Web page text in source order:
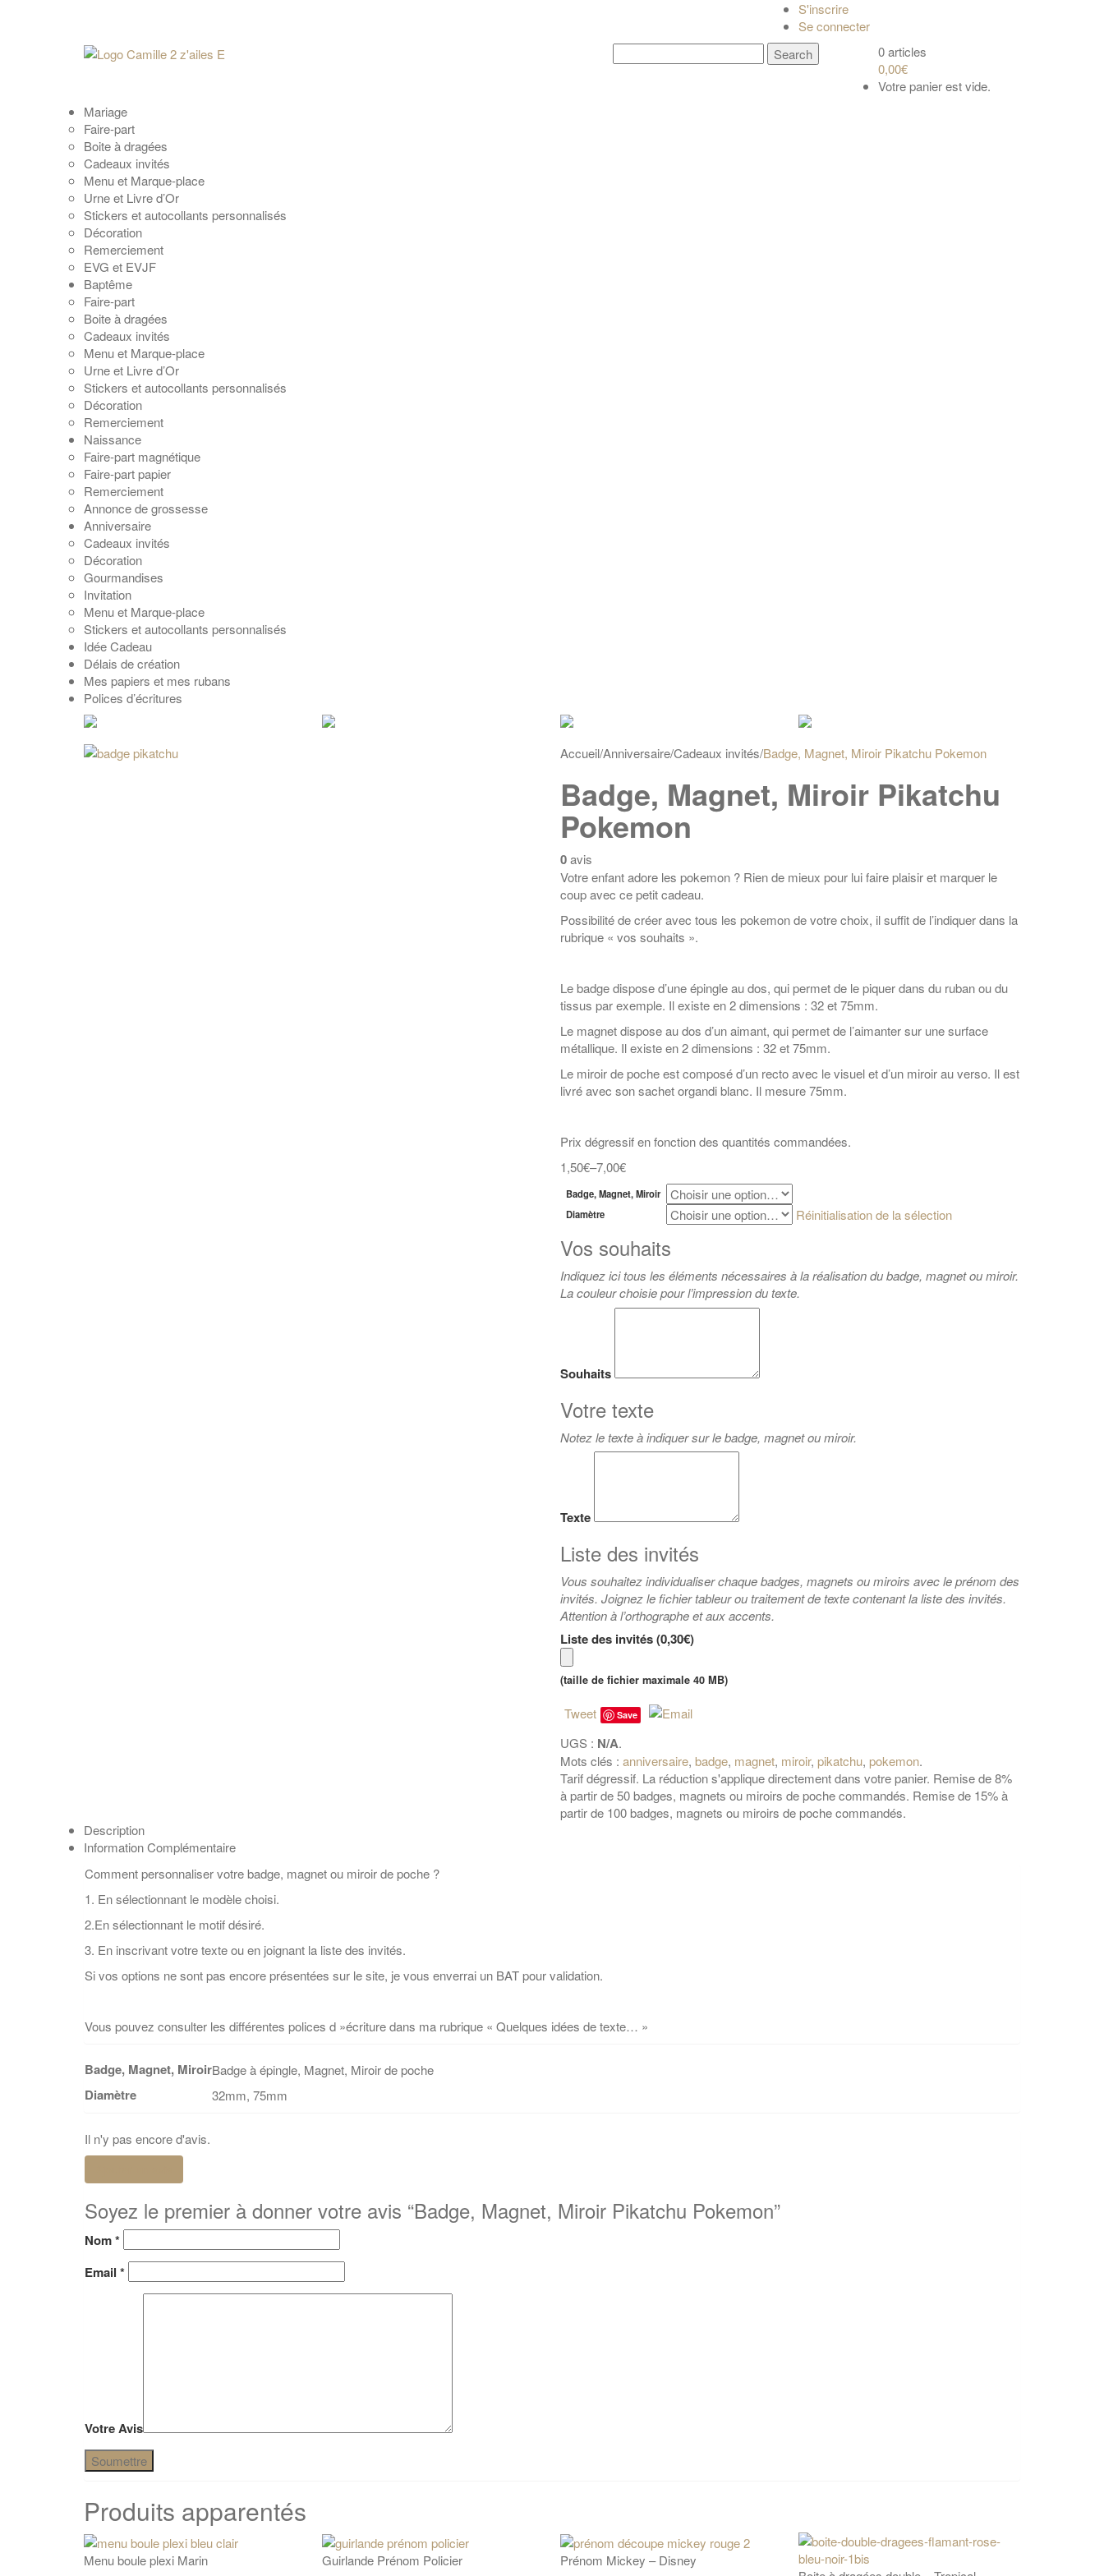
S'inscrire
Se connecter
0 articles
0,00€
Votre panier est vide.
Mariage
Faire-part
Boite à dragées
Cadeaux invités
Menu et Marque-place
Urne et Livre d’Or
Stickers et autocollants personnalisés
Décoration
Remerciement
EVG et EVJF
Baptême
Faire-part
Boite à dragées
Cadeaux invités
Menu et Marque-place
Urne et Livre d’Or
Stickers et autocollants personnalisés
Décoration
Remerciement
Naissance
Faire-part magnétique
Faire-part papier
Remerciement
Annonce de grossesse
Anniversaire
Cadeaux invités
Décoration
Gourmandises
Invitation
Menu et Marque-place
Stickers et autocollants personnalisés
Idée Cadeau
Délais de création
Mes papiers et mes rubans
Polices d’écritures
Accueil/Anniversaire/Cadeaux invités/Badge, Magnet, Miroir Pikatchu Pokemon
Badge, Magnet, Miroir Pikatchu
Pokemon
0avis
Votre enfant adore les pokemon ? Rien de mieux pour lui faire plaisir et marquer le
coup avec ce petit cadeau.
Possibilité de créer avec tous les pokemon de votre choix, il suffit de l’indiquer dans la
rubrique « vos souhaits ».
Le badge dispose d’une épingle au dos, qui permet de le piquer dans du ruban ou du
tissus par exemple. Il existe en 2 dimensions : 32 et 75mm.
Le magnet dispose au dos d’un aimant, qui permet de l’aimanter sur une surface
métallique. Il existe en 2 dimensions : 32 et 75mm.
Le miroir de poche est composé d’un recto avec le visuel et d’un miroir au verso. Il est
livré avec son sachet organdi blanc. Il mesure 75mm.
Prix dégressif en fonction des quantités commandées.
1,50€–7,00€
Badge, Magnet, Miroir
Diamètre
Réinitialisation de la sélection
Vos souhaits
Indiquez ici tous les éléments nécessaires à la réalisation du badge, magnet ou miroir.
La couleur choisie pour l’impression du texte.
Souhaits
Votre texte
Notez le texte à indiquer sur le badge, magnet ou miroir.
Texte
Liste des invités
Vous souhaitez individualiser chaque badges, magnets ou miroirs avec le prénom des
invités. Joignez le fichier tableur ou traitement de texte contenant la liste des invités.
Attention à l’orthographe et aux accents.
Liste des invités (0,30€)
(taille de fichier maximale 40 MB)
Tweet Save
UGS : N/A.
Mots clés : anniversaire, badge, magnet, miroir, pikatchu, pokemon.
Tarif dégressif. La réduction s'applique directement dans votre panier. Remise de 8%
à partir de 50 badges, magnets ou miroirs de poche commandés. Remise de 15% à
partir de 100 badges, magnets ou miroirs de poche commandés.
Description
Information Complémentaire
Comment personnaliser votre badge, magnet ou miroir de poche ?
1. En sélectionnant le modèle choisi.
2.En sélectionnant le motif désiré.
3. En inscrivant votre texte ou en joignant la liste des invités.
Si vos options ne sont pas encore présentées sur le site, je vous enverrai un BAT pour validation.
Vous pouvez consulter les différentes polices d »écriture dans ma rubrique « Quelques idées de texte… »
Badge, Magnet, MiroirBadge à épingle, Magnet, Miroir de poche
Diamètre 32mm, 75mm
Il n'y pas encore d'avis.
Soyez le premier à donner votre avis “Badge, Magnet, Miroir Pikatchu Pokemon”
Nom*
Email *
Votre Avis
Produits apparentés
Menu boule plexi Marin Guirlande Prénom Policier
Prénom Mickey – Disney